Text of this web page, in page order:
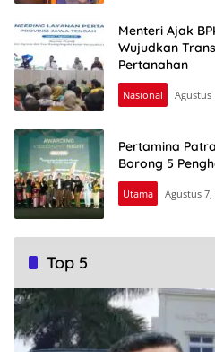
Menteri Ajak
Wujudkan
Pertanahan
Nasional Agustus
Pertamina
Borong 5
Utama Agustus 7,
Dhara
Top 5